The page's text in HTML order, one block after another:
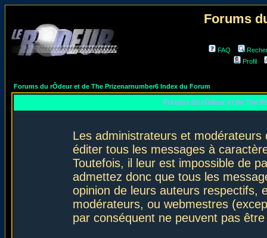
Forums
FAQ
Profil
Forums du rÔdeur et de The Prizenarnumber6 Index du Forum
Forums du rÔdeur et de The
Les administrateurs et
éditer tous les messages à
Toutefois, il leur est impossible de
admettez donc que tous les
opinion de leurs auteurs respectifs,
modérateurs, ou webmestres
par conséquent ne peuvent pas